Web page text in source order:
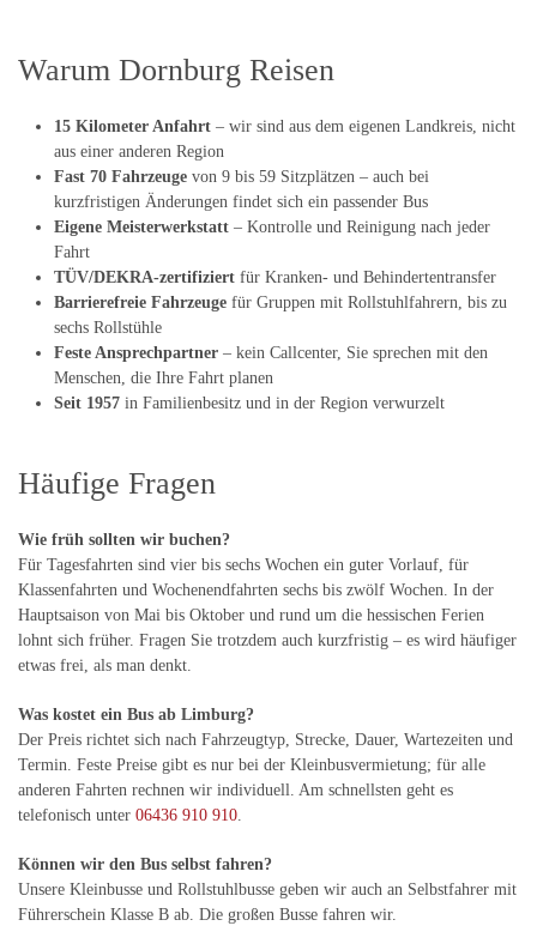
Warum Dornburg Reisen
15 Kilometer Anfahrt – wir sind aus dem eigenen Landkreis, nicht
aus einer anderen Region
Fast 70 Fahrzeuge von 9 bis 59 Sitzplätzen – auch bei
kurzfristigen Änderungen findet sich ein passender Bus
Eigene Meisterwerkstatt – Kontrolle und Reinigung nach jeder
Fahrt
TÜV/DEKRA-zertifiziert für Kranken- und Behindertentransfer
Barrierefreie Fahrzeuge für Gruppen mit Rollstuhlfahrern, bis zu
sechs Rollstühle
Feste Ansprechpartner – kein Callcenter, Sie sprechen mit den
Menschen, die Ihre Fahrt planen
Seit 1957 in Familienbesitz und in der Region verwurzelt
Häufige Fragen
Wie früh sollten wir buchen?
Für Tagesfahrten sind vier bis sechs Wochen ein guter Vorlauf, für
Klassenfahrten und Wochenendfahrten sechs bis zwölf Wochen. In der
Hauptsaison von Mai bis Oktober und rund um die hessischen Ferien
lohnt sich früher. Fragen Sie trotzdem auch kurzfristig – es wird häufiger
etwas frei, als man denkt.
Was kostet ein Bus ab Limburg?
Der Preis richtet sich nach Fahrzeugtyp, Strecke, Dauer, Wartezeiten und
Termin. Feste Preise gibt es nur bei der Kleinbusvermietung; für alle
anderen Fahrten rechnen wir individuell. Am schnellsten geht es
telefonisch unter 06436 910 910.
Können wir den Bus selbst fahren?
Unsere Kleinbusse und Rollstuhlbusse geben wir auch an Selbstfahrer mit
Führerschein Klasse B ab. Die großen Busse fahren wir.